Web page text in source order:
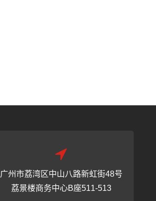
广州市荔湾区中山八路新虹街48号
荔景楼商务中心B座511-513